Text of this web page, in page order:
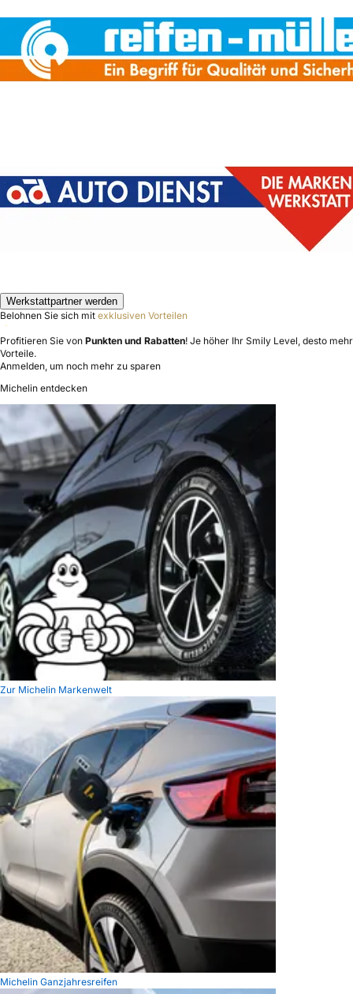
Werkstattpartner werden
Belohnen Sie sich mit exklusiven Vorteilen
Profitieren Sie von Punkten und Rabatten! Je höher Ihr Smily Level, desto mehr
Vorteile.
Anmelden, um noch mehr zu sparen
Michelin entdecken
Zur Michelin Markenwelt
Michelin Ganzjahresreifen